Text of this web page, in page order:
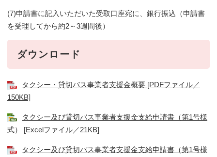
(7)申請書に記入いただいた受取口座宛に、銀行振込（申請書
を受理してから約2～3週間後）
ダウンロード
タクシー・貸切バス事業者支援金概要 [PDFファイル／
150KB]
タクシー及び貸切バス事業者支援金支給申請書（第1号様
式） [Excelファイル／21KB]
タクシー及び貸切バス事業者支援金支給申請書（第1号様